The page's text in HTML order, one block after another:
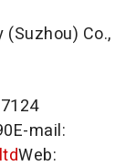
Co.,
mail:
Web: